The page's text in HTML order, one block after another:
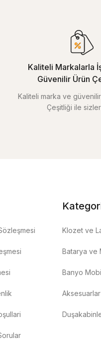
Kaliteli Markalarla
Güvenilir Ürün
Kaliteli marka ve
Çeşitliği ile
Klozet ve
Batarya ve
Banyo
Aksesuarlar